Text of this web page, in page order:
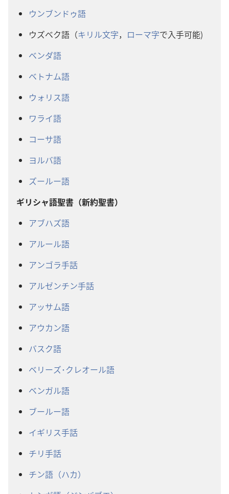
ウンブンドゥ語
ウズベク語（キリル文字， ローマ字で入手可能)
ベンダ語
ベトナム語
ウォリス語
ワライ語
コーサ語
ヨルバ語
ズールー語
ギリシャ語聖書（新約聖書）
アブハズ語
アルール語
アンゴラ手話
アルゼンチン手話
アッサム語
アウカン語
バスク語
ベリーズ･クレオール語
ベンガル語
ブールー語
イギリス手話
チリ手話
チン語（ハカ）